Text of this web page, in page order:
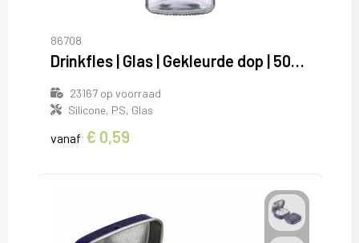
86708
Drinkfles | Glas | Gekleurde dop | 500 ml
23167op voorraad
Silicone, PS, Glas
vanaf € 0,59